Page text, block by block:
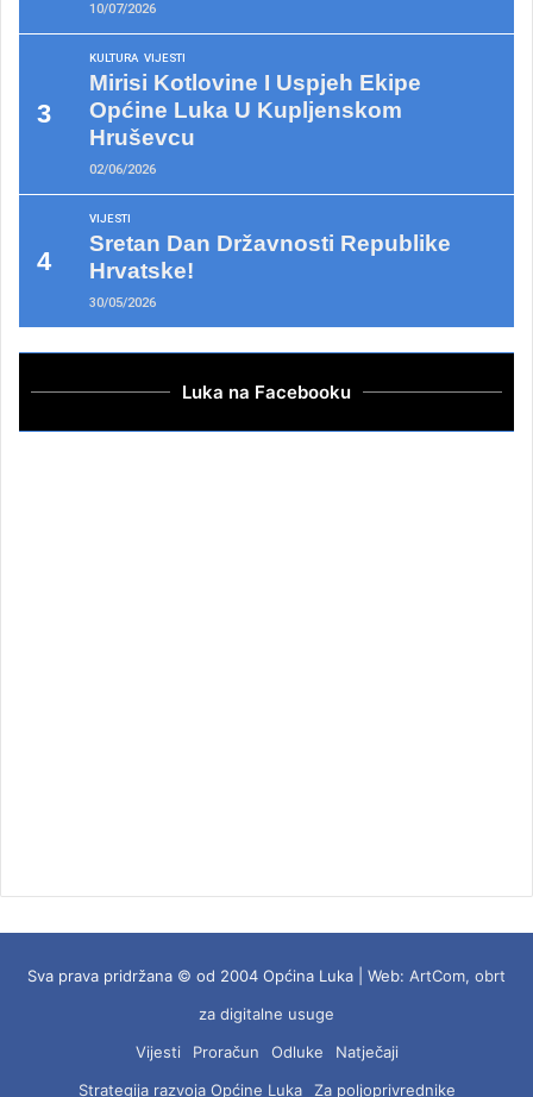
10/07/2026
KULTURA VIJESTI
Mirisi Kotlovine I Uspjeh Ekipe
Općine Luka U Kupljenskom
Hruševcu
02/06/2026
VIJESTI
Sretan Dan Državnosti Republike
Hrvatske!
30/05/2026
Luka na Facebooku
Sva prava pridržana © od 2004 Općina Luka | Web: ArtCom, obrt
za digitalne usuge
Vijesti
Proračun Odluke
Natječaji
Strategija razvoja Općine Luka
Za poljoprivrednike